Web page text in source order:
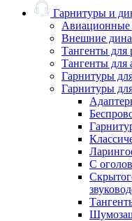
Гарнитуры и
Авиационные
Внешние
Тангенты для
Тангенты для
Гарнитуры
Гарнитуры
С